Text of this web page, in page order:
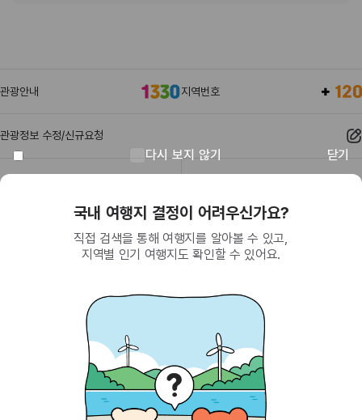
다시 보지 않기 닫기
회원이 되면 받을 수 있는 혜택
SNS를 통한 간편 가입으로 한국관광공사에서
제공하는 다양한 혜택을 누려보세요.
관광안내 지역번호
관광정보 수정/신규요청
관광정보
033-738-3000 (유료, 평일 09시~18시)
202-81-50707
제2009-서울중구-1234호